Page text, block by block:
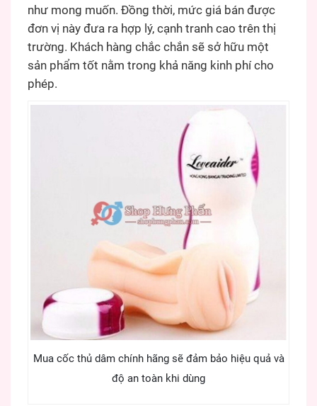
như mong muốn. Đồng thời, mức giá bán được
đơn vị này đưa ra hợp lý, cạnh tranh cao trên thị
trường. Khách hàng chắc chắn sẽ sở hữu một
sản phẩm tốt nằm trong khả năng kinh phí cho
phép.
Mua cốc thủ dâm chính hãng sẽ đảm bảo hiệu quả và
độ an toàn khi dùng